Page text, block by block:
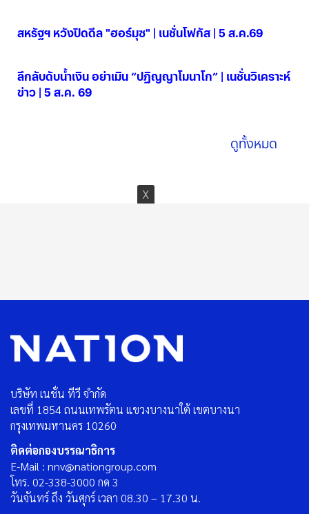
สหรัฐฯ หวังปิดดีล "ฮอร์มุซ" | เนชั่นโฟกัส | 5 ส.ค.69
ลึกลับดับน้ำเงิน อย่าเมิน “ปฏิญญาโมนาโก” | เนชั่นวิเคราะห์
ข่าว | 5 ส.ค. 69
ดูทั้งหมด
บริษัท เนชั่น ทีวี จำกัด
เลขที่ 1854 ถนนเทพรัตน แขวงบางนาใต้ เขตบางนา
กรุงเทพมหานคร 10260
ติดต่อกองบรรณาธิการ
E-Mail : nnv@nationgroup.com
โทร. 02-338-3000 กด 3
วันจันทร์ ถึง วันศุกร์ เวลา 08.30 – 17.30 น.